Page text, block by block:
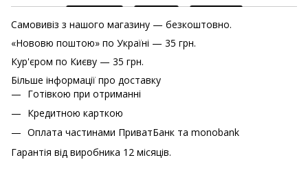
Самовивіз з нашого магазину — безкоштовно.
«Нововю поштою» по Україні — 35 грн.
Кур'єром по Києву — 35 грн.
Більше інформації про доставку
Готівкою при отриманні
Кредитною карткою
Оплата частинами ПриватБанк та monobank
Гарантія від виробника 12 місяців.